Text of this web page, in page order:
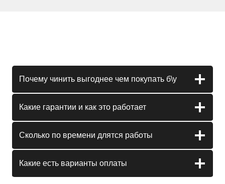
Почему чинить выгоднее чем покупать б\у
Какие гарантии и как это работает
Сколько по времени длятся работы
Какие есть варианты оплаты